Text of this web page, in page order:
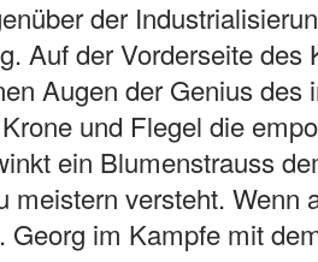
der
Auf der Vorderseite des
Augen der Genius des
und Flegel die
ein Blumenstrauss
meistern versteht. Wenn
Georg im Kampfe mit